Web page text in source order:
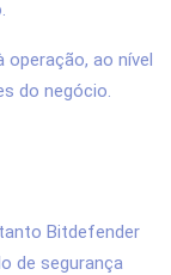
operação, ao nível
do negócio.
Bitdefender
de segurança